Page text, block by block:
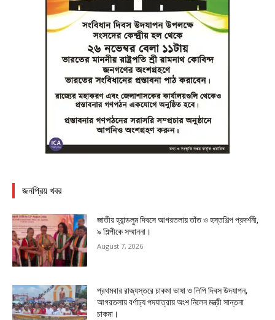
জনপ্রিয় খবর
জাতীয় হ্যান্ডলুম দিবসে আগরতলায় তাঁত ও হস্তশিল্প প্রদর্শনী,
৯ শিল্পীকে সম্মাননা।
August 7, 2026
প্রথমবার রাজ্যস্তরে চাকমা ভাষা ও লিপি দিবস উদযাপন,
আগরতলায় বর্ণাঢ্য পদযাত্রায় অংশ নিলেন মন্ত্রী সান্তনা
চাকমা।